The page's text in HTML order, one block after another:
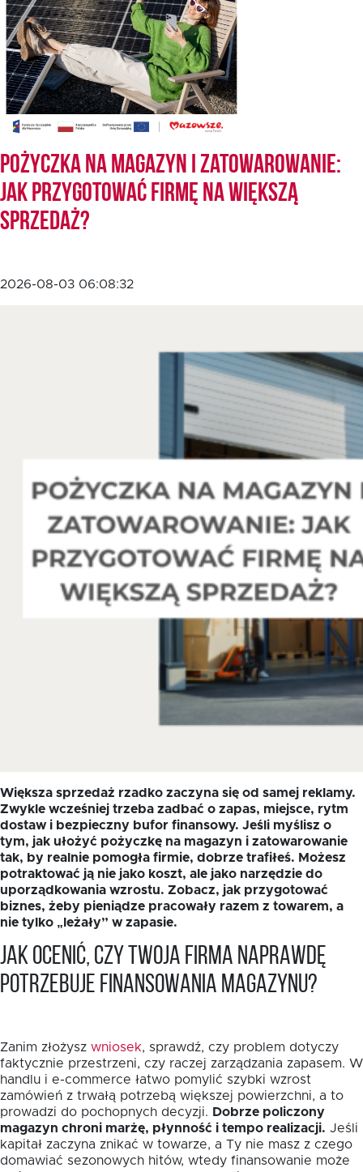
Rekrutujemy
Kontakt
Pożyczka na magazyn i zatowarowanie:
jak przygotować firmę na większą
sprzedaż?
2026-08-03 06:08:32
Większa sprzedaż rzadko zaczyna się od samej reklamy.
Zwykle wcześniej trzeba zadbać o zapas, miejsce, rytm
dostaw i bezpieczny bufor finansowy. Jeśli myślisz o
tym, jak ułożyć pożyczkę na magazyn i zatowarowanie
tak, by realnie pomogła firmie, dobrze trafiłeś. Możesz
potraktować ją nie jako koszt, ale jako narzędzie do
uporządkowania wzrostu. Zobacz, jak przygotować
biznes, żeby pieniądze pracowały razem z towarem, a
nie tylko „leżały” w zapasie.
Jak ocenić, czy Twoja firma naprawdę
potrzebuje finansowania magazynu?
Zanim złożysz wniosek, sprawdź, czy problem dotyczy
faktycznie przestrzeni, czy raczej zarządzania zapasem. W
handlu i e-commerce łatwo pomylić szybki wzrost
zamówień z trwałą potrzebą większej powierzchni, a to
prowadzi do pochopnych decyzji. Dobrze policzony
magazyn chroni marżę, płynność i tempo realizacji. Jeśli
kapitał zaczyna znikać w towarze, a Ty nie masz z czego
domawiać sezonowych hitów, wtedy finansowanie może